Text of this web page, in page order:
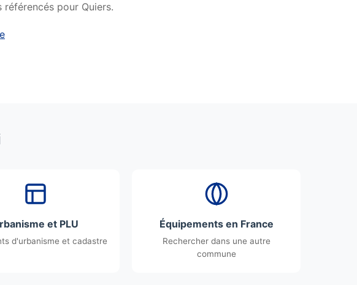
pour Quiers.
et PLU
d'urbanisme et cadastre
Équipements en France
Rechercher dans une autre
commune